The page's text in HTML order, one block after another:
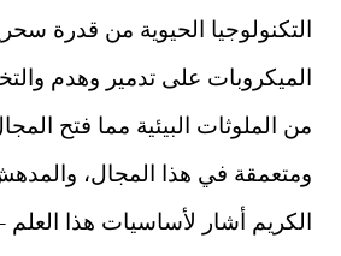
التكنولوجيا الحيوية من قدرة
الميكروبات على تدمير وهدم
من الملوثات البيئية مما فتح
ومتعمقة في هذا المجال،
الكريم أشار لأساسيات هذا العلم